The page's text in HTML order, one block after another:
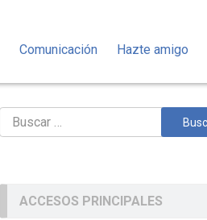
Comunicación Hazte amigo
Buscar:
ACCESOS PRINCIPALES